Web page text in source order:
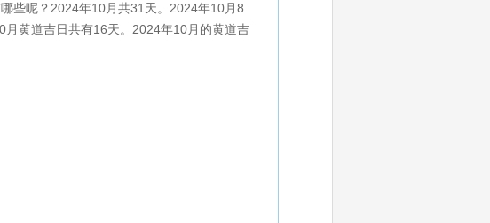
些呢？2024年10月共31天。2024年10月8
黄道吉日共有16天。2024年10月的黄道吉